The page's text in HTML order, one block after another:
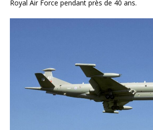
Royal Air Force pendant près de 40 ans.